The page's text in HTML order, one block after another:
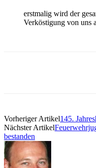
erstmalig wird der
Verköstigung von uns
Vorheriger Artikel145.
Nächster Artikel
bestanden